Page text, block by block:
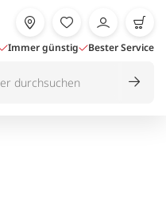
Immer günstig Bester Service